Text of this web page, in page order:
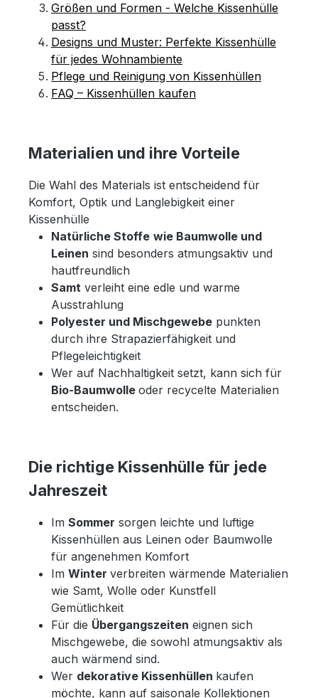
Größen und Formen - Welche Kissenhülle
passt?
Designs und Muster: Perfekte Kissenhülle
für jedes Wohnambiente
Pflege und Reinigung von Kissenhüllen
FAQ – Kissenhüllen kaufen
Materialien und ihre Vorteile
Die Wahl des Materials ist entscheidend für
Komfort, Optik und Langlebigkeit einer
Kissenhülle
Natürliche Stoffe wie Baumwolle und
Leinen sind besonders atmungsaktiv und
hautfreundlich
Samt verleiht eine edle und warme
Ausstrahlung
Polyester und Mischgewebe punkten
durch ihre Strapazierfähigkeit und
Pflegeleichtigkeit
Wer auf Nachhaltigkeit setzt, kann sich für
Bio-Baumwolle oder recycelte Materialien
entscheiden.
Die richtige Kissenhülle für jede
Jahreszeit
Im Sommer sorgen leichte und luftige
Kissenhüllen aus Leinen oder Baumwolle
für angenehmen Komfort
Im Winter verbreiten wärmende Materialien
wie Samt, Wolle oder Kunstfell
Gemütlichkeit
Für die Übergangszeiten eignen sich
Mischgewebe, die sowohl atmungsaktiv als
auch wärmend sind.
Wer dekorative Kissenhüllen kaufen
möchte, kann auf saisonale Kollektionen